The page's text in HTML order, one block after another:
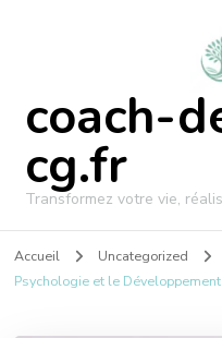
coach-
cg.fr
Transformez votre vie,
Accueil Uncategorized
Psychologie et le